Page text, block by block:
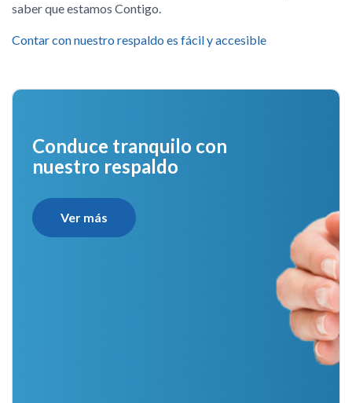
saber que estamos Contigo.
Contar con nuestro respaldo es fácil y accesible
Conduce tranquilo con
nuestro respaldo
Ver más